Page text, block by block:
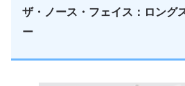
ザ・ノース・フェイス：ロン
ー